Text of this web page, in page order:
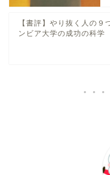
【書評】やり抜く人の
ンビア大学の成功の科学